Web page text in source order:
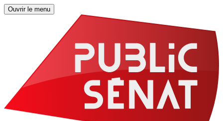
Ouvrir le menu